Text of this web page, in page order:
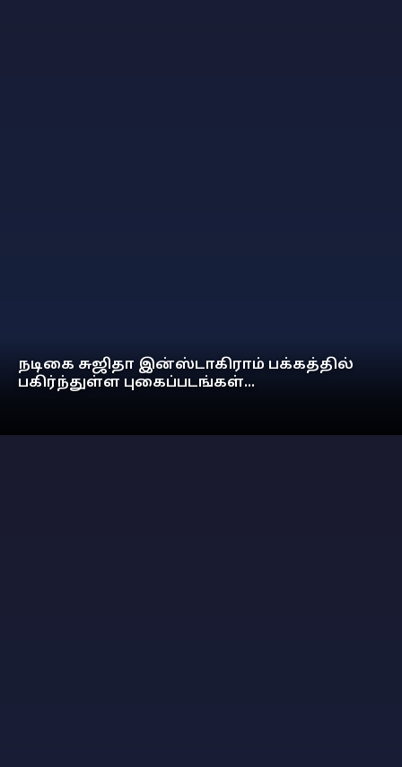
நடிகை சுஜிதா இன்ஸ்டாகிராம் பக்கத்தில்
பகிர்ந்துள்ள புகைப்படங்கள்...